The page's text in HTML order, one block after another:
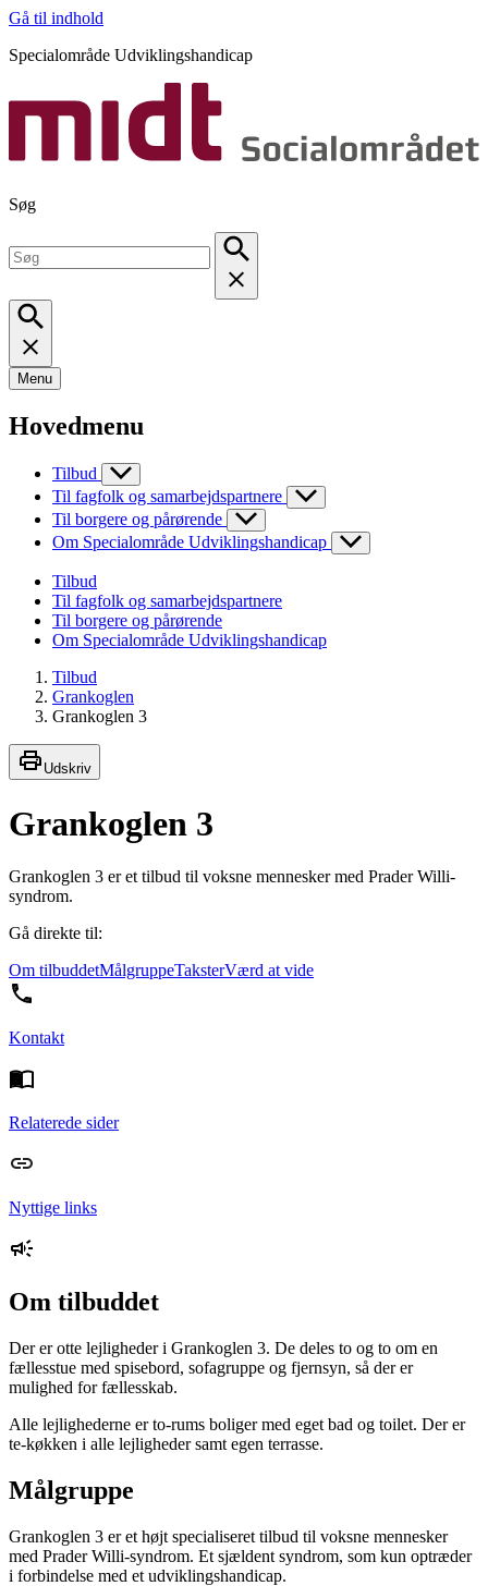
Gå til indhold
Specialområde Udviklingshandicap
Søg
Menu
Hovedmenu
Tilbud
Til fagfolk og samarbejdspartnere
Til borgere og pårørende
Om Specialområde Udviklingshandicap
Tilbud
Til fagfolk og samarbejdspartnere
Til borgere og pårørende
Om Specialområde Udviklingshandicap
Tilbud
Grankoglen
Grankoglen 3
Udskriv
Grankoglen 3
Grankoglen 3 er et tilbud til voksne mennesker med Prader Willi-
syndrom.
Gå direkte til:
Om tilbuddetMålgruppeTaksterVærd at vide
Kontakt
Relaterede sider
Nyttige links
Om tilbuddet
Der er otte lejligheder i Grankoglen 3. De deles to og to om en
fællesstue med spisebord, sofagruppe og fjernsyn, så der er
mulighed for fællesskab.
Alle lejlighederne er to-rums boliger med eget bad og toilet. Der er
te-køkken i alle lejligheder samt egen terrasse.
Målgruppe
Grankoglen 3 er et højt specialiseret tilbud til voksne mennesker
med Prader Willi-syndrom. Et sjældent syndrom, som kun optræder
i forbindelse med et udviklingshandicap.